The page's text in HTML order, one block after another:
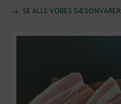
SE ALLE VORES SÆSONVARER